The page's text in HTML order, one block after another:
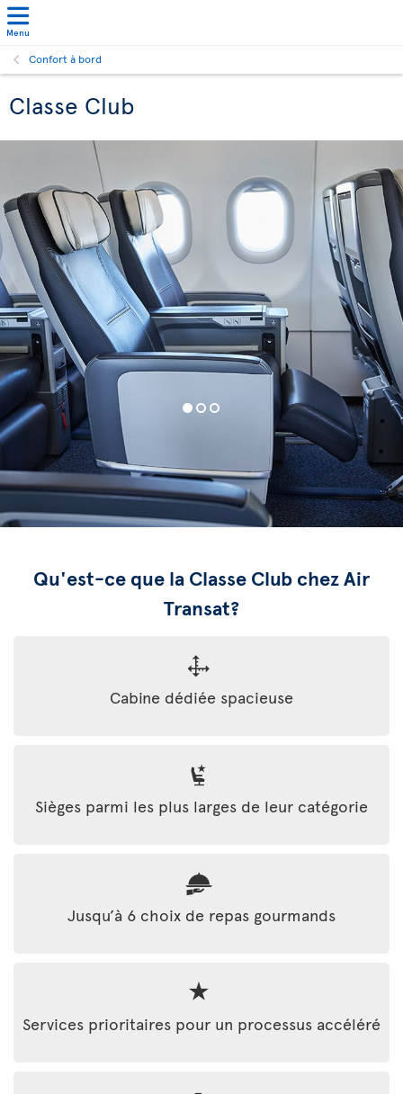
Menu
Confort à bord
Classe Club
Qu'est-ce que la Classe Club chez Air
Transat?
Cabine dédiée spacieuse
Sièges parmi les plus larges de leur catégorie
Jusqu’à 6 choix de repas gourmands
Services prioritaires pour un processus accéléré